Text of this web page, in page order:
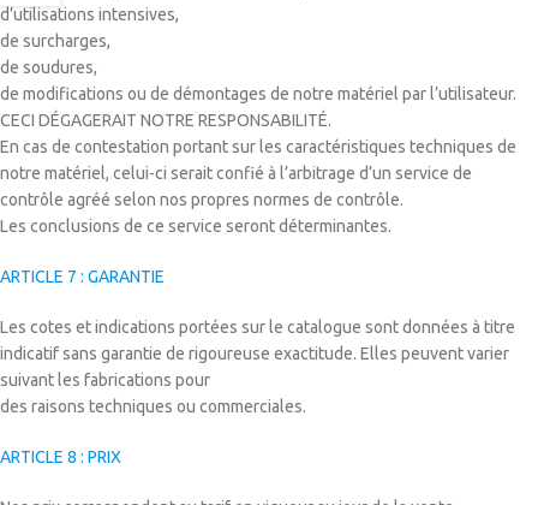
d’utilisations intensives,
de surcharges,
de soudures,
de modifications ou de démontages de notre matériel par l’utilisateur.
CECI DÉGAGERAIT NOTRE RESPONSABILITÉ.
En cas de contestation portant sur les caractéristiques techniques de
notre matériel, celui-ci serait confié à l’arbitrage d’un service de
contrôle agréé selon nos propres normes de contrôle.
Les conclusions de ce service seront déterminantes.
ARTICLE 7 : GARANTIE
Les cotes et indications portées sur le catalogue sont données à titre
indicatif sans garantie de rigoureuse exactitude. Elles peuvent varier
suivant les fabrications pour
des raisons techniques ou commerciales.
ARTICLE 8 : PRIX